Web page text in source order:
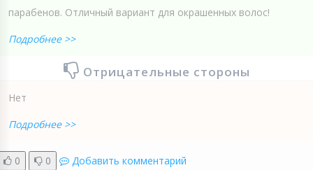
парабенов. Отличный вариант для окрашенных волос!
Подробнее >>
Отрицательные стороны
Нет
Подробнее >>
0 0 Добавить комментарий